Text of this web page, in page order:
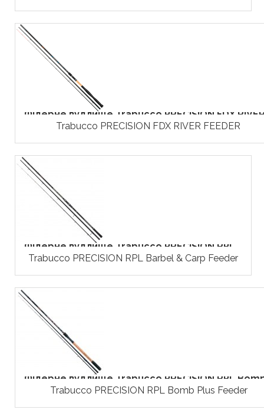
Фідерне вудлище Trabucco PRECISION FDX
Trabucco PRECISION FDX RIVER FEEDER
Фідерне вудлище Trabucco PRECISION RPL...
Trabucco PRECISION RPL Barbel & Carp Feeder
Фідерне вудлище Trabucco PRECISION RPL
Trabucco PRECISION RPL Bomb Plus Feeder